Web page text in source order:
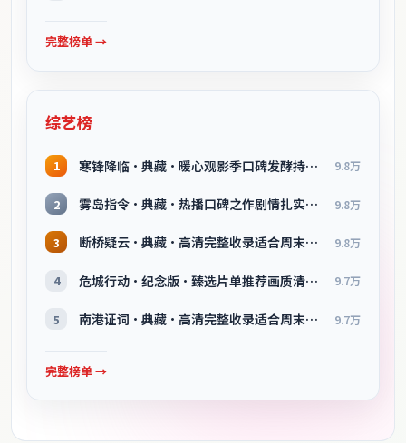
完整榜单 →
综艺榜
1 寒锋降临·典藏·暖心观影季口碑发酵持续升温 9.8万
2 雾岛指令·典藏·热播口碑之作剧情扎实演技在线 9.8万
3 断桥疑云·典藏·高清完整收录适合周末一口气刷完 9.8万
4 危城行动·纪念版·臻选片单推荐画质清晰观看流畅 9.7万
5 南港证词·典藏·高清完整收录适合周末一口气刷完 9.7万
完整榜单 →